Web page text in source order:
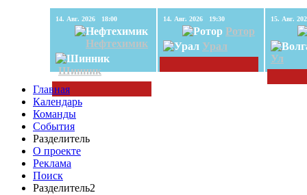
14. Авг. 2026 18:00
Нефтехимик
Шинник
14. Авг. 2026 19:30
Ротор
Урал
Ул
Главная
Календарь
Команды
События
Разделитель
О проекте
Реклама
Поиск
Разделитель2